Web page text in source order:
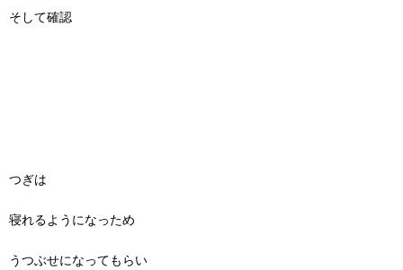
そして確認
つぎは
寝れるようになっため
うつぶせになってもらい